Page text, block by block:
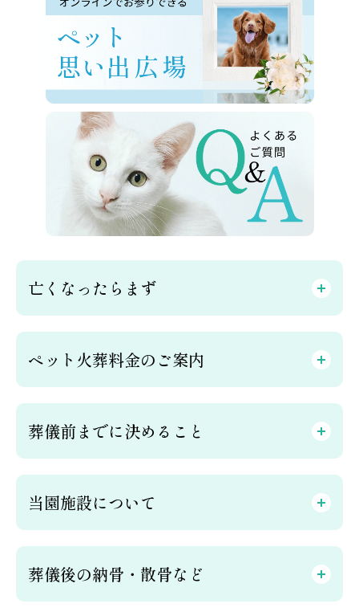
亡くなったらまず
ペット火葬料金のご案内
葬儀前までに決めること
当園施設について
葬儀後の納骨・散骨など